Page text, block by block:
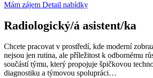
Mám zájem Detail nabídky
Radiologický/á asistent/ka
Chcete pracovat v prostředí, kde moderní
nejsou jen rutina, ale příležitost k odbornému
součástí týmu, který propojuje špičkovou
diagnostiku a týmovou spolupráci…